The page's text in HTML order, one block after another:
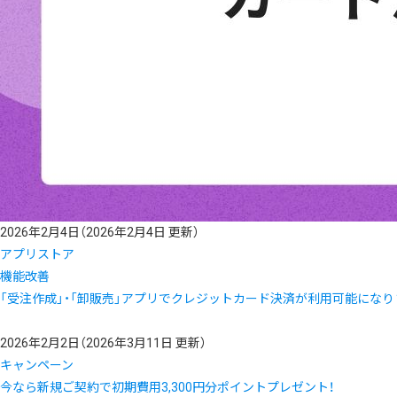
2026年2月4日 （2026年2月4日 更新）
アプリストア
機能改善
「受注作成」・「卸販売」アプリでクレジットカード決済が利用可能にな
2026年2月2日 （2026年3月11日 更新）
キャンペーン
今なら新規ご契約で初期費用3,300円分ポイントプレゼント！